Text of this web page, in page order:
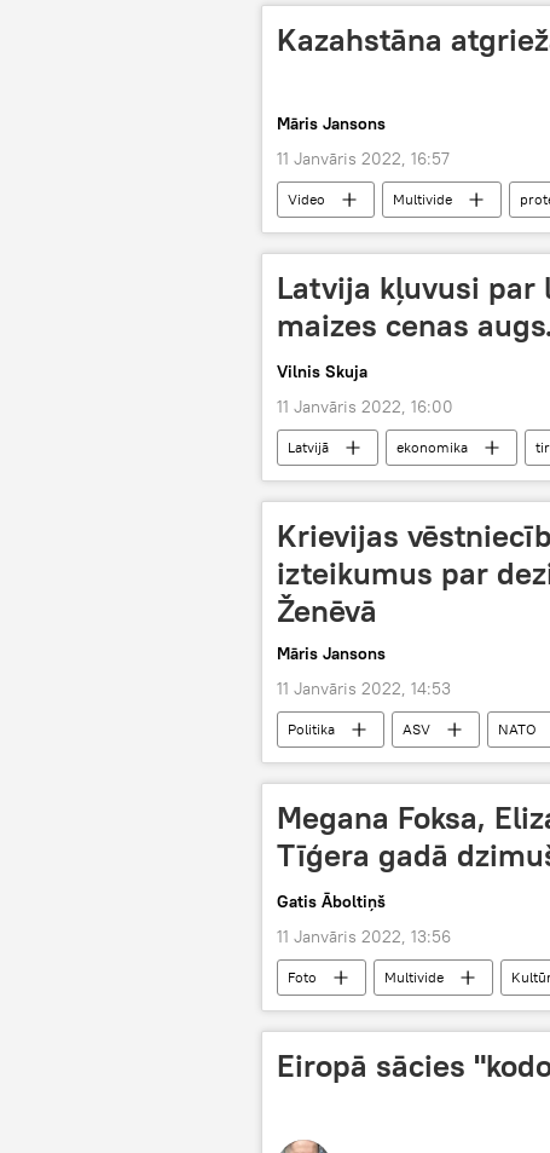
Kazahstāna
Māris Jansons
11 Janvāris 2022, 16:57
Video Multivide
Latvija kļuvusi par
maizes cenas
Vilnis Skuja
11 Janvāris 2022, 16:00
Latvijā ekonomika
Krievijas
izteikumus par
Ženēvā
Māris Jansons
11 Janvāris 2022, 14:53
Politika ASV NATO
ģeopolitika
politika
Megana Foksa,
Tīģera gadā
Gatis Āboltiņš
11 Janvāris 2022, 13:56
Foto Multivide
Eiropā sācies